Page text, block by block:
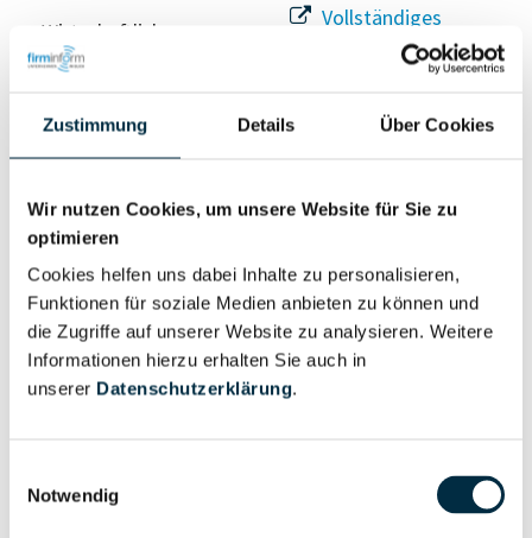
Zustimmung Details Über Cookies
Wir nutzen Cookies, um unsere Website für Sie zu
optimieren
Cookies helfen uns dabei Inhalte zu personalisieren,
Funktionen für soziale Medien anbieten zu können und
die Zugriffe auf unserer Website zu analysieren. Weitere
Informationen hierzu erhalten Sie auch in
unserer Datenschutzerklärung.
Notwendig
Wirtschaftlich
Berechtigter
Vollständiges
Unternehmensprofil
Gesellschafterstruktur
Vollständiges
Unternehmensprofil
anfragen